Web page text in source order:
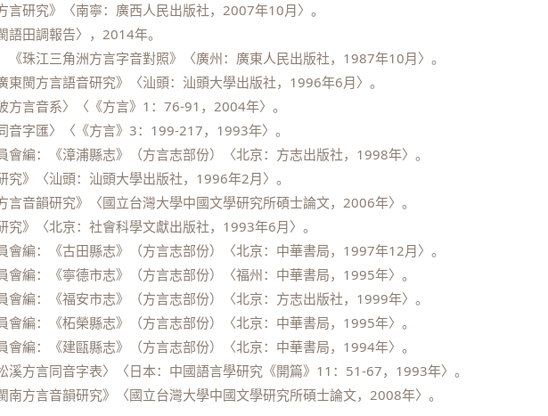
言研究》〈南寧：廣西人民出版社，2007年10月〉。
語田調報告〉，2014年。
《珠江三角洲方言字音對照》〈廣州：廣東人民出版社，1987年10月〉。
東閩方言語音研究》〈汕頭：汕頭大學出版社，1996年6月〉。
方言音系〉〈《方言》1：76-91，2004年〉。
音字匯〉〈《方言》3：199-217，1993年〉。
會編：《漳浦縣志》（方言志部份）〈北京：方志出版社，1998年〉。
究》〈汕頭：汕頭大學出版社，1996年2月〉。
言音韻研究》〈國立台灣大學中國文學研究所碩士論文，2006年〉。
究》〈北京：社會科學文獻出版社，1993年6月〉。
會編：《古田縣志》（方言志部份）〈北京：中華書局，1997年12月〉。
會編：《寧德市志》（方言志部份）〈福州：中華書局，1995年〉。
會編：《福安市志》（方言志部份）〈北京：方志出版社，1999年〉。
會編：《柘榮縣志》（方言志部份）〈北京：中華書局，1995年〉。
會編：《建甌縣志》（方言志部份）〈北京：中華書局，1994年〉。
溪方言同音字表〉〈日本：中國語言學研究《開篇》11：51-67，1993年〉。
南方言音韻研究》〈國立台灣大學中國文學研究所碩士論文，2008年〉。